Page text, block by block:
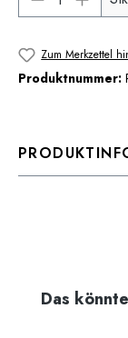
Zum Merkzettel
Produktnummer:
Produktgalerie
Das